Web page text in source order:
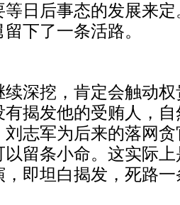
日后事态的发展来
下了一条活路。
续深挖，肯定会触动
揭发他的受贿人，
志军为后来的落网
以留条小命。这实际
，即坦白揭发，死路